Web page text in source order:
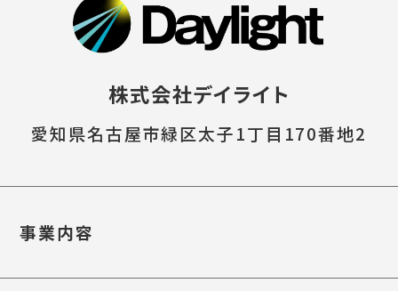
株式会社デイライト
愛知県名古屋市緑区太子1丁目170番地2
事業内容